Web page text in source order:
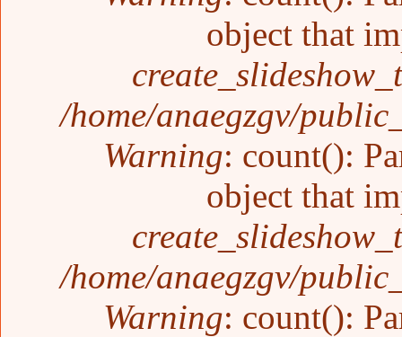
object that
/home/anaegzgv/
Warning: count():
object that
/home/anaegzgv/
Warning: count():